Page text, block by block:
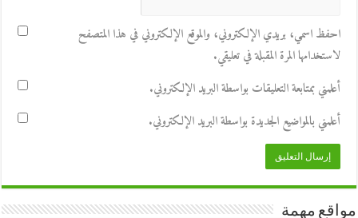
احفظ اسمي، بريدي الإلكتروني، والموقع الإلكتروني في هذا المتصفح
لاستخدامها المرة المقبلة في تعليقي.
أعلمني بمتابعة التعليقات بواسطة البريد الإلكتروني.
أعلمني بالمواضيع الجديدة بواسطة البريد الإلكتروني.
مواقع مهمة